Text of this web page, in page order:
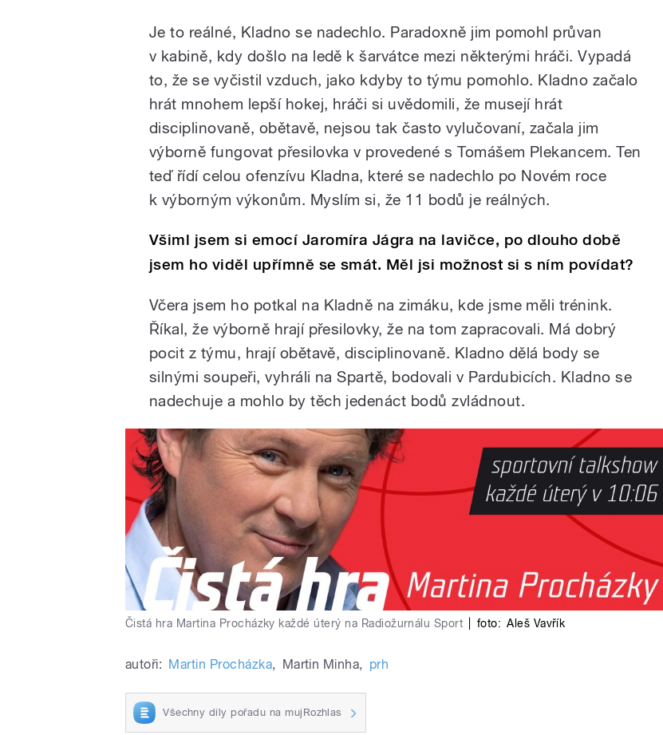
Je to reálné, Kladno se nadechlo. Paradoxně jim pomohl průvan
v kabině, kdy došlo na ledě k šarvátce mezi některými hráči. Vypadá
to, že se vyčistil vzduch, jako kdyby to týmu pomohlo. Kladno začalo
hrát mnohem lepší hokej, hráči si uvědomili, že musejí hrát
disciplinovaně, obětavě, nejsou tak často vylučovaní, začala jim
výborně fungovat přesilovka v provedené s Tomášem Plekancem. Ten
teď řídí celou ofenzívu Kladna, které se nadechlo po Novém roce
k výborným výkonům. Myslím si, že 11 bodů je reálných.
Všiml jsem si emocí Jaromíra Jágra na lavičce, po dlouho době
jsem ho viděl upřímně se smát. Měl jsi možnost si s ním povídat?
Včera jsem ho potkal na Kladně na zimáku, kde jsme měli trénink.
Říkal, že výborně hrají přesilovky, že na tom zapracovali. Má dobrý
pocit z týmu, hrají obětavě, disciplinovaně. Kladno dělá body se
silnými soupeři, vyhráli na Spartě, bodovali v Pardubicích. Kladno se
nadechuje a mohlo by těch jedenáct bodů zvládnout.
Čistá hra Martina Procházky každé úterý na Radiožurnálu Sport foto: Aleš Vavřík
autoři: Martin Procházka, Martin Minha, prh
Všechny díly pořadu na mujRozhlas